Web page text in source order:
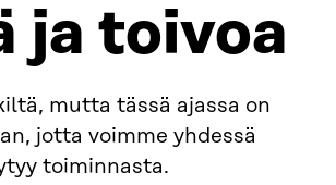
ja toivoa
mutta tässä ajassa on
jotta voimme yhdessä
toiminnasta.